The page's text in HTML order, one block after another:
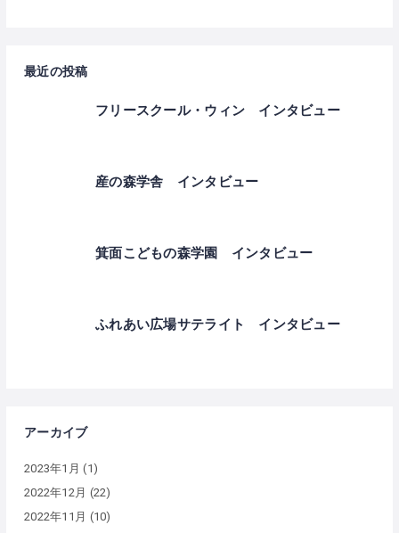
最近の投稿
フリースクール・ウィン インタビュー
産の森学舎 インタビュー
箕面こどもの森学園 インタビュー
ふれあい広場サテライト インタビュー
アーカイブ
2023年1月 (1)
2022年12月 (22)
2022年11月 (10)